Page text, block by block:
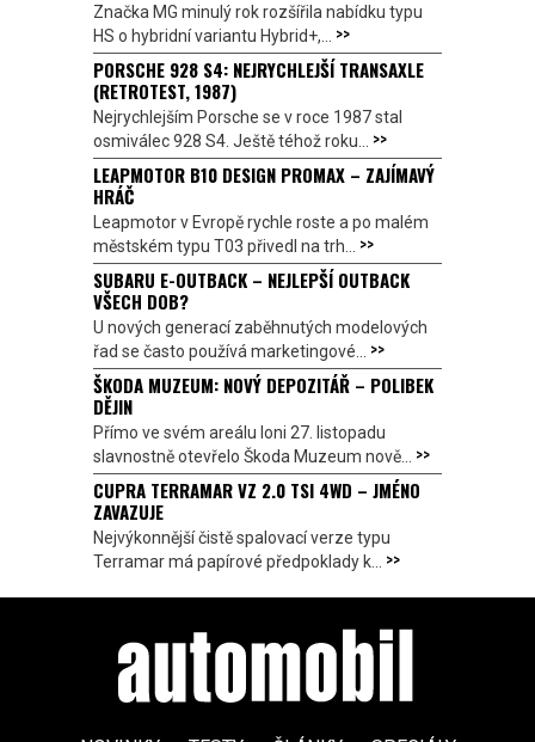
Značka MG minulý rok rozšířila nabídku typu
HS o hybridní variantu Hybrid+,... >>
PORSCHE 928 S4: NEJRYCHLEJŠÍ TRANSAXLE
(RETROTEST, 1987)
Nejrychlejším Porsche se v roce 1987 stal
osmiválec 928 S4. Ještě téhož roku... >>
LEAPMOTOR B10 DESIGN PROMAX – ZAJÍMAVÝ
HRÁČ
Leapmotor v Evropě rychle roste a po malém
městském typu T03 přivedl na trh... >>
SUBARU E-OUTBACK – NEJLEPŠÍ OUTBACK
VŠECH DOB?
U nových generací zaběhnutých modelových
řad se často používá marketingové... >>
ŠKODA MUZEUM: NOVÝ DEPOZITÁŘ – POLIBEK
DĚJIN
Přímo ve svém areálu loni 27. listopadu
slavnostně otevřelo Škoda Muzeum nově... >>
CUPRA TERRAMAR VZ 2.0 TSI 4WD – JMÉNO
ZAVAZUJE
Nejvýkonnější čistě spalovací verze typu
Terramar má papírové předpoklady k... >>